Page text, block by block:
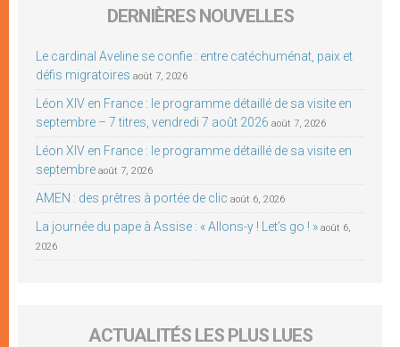
DERNIÈRES NOUVELLES
Le cardinal Aveline se confie : entre catéchuménat, paix et
défis migratoires août 7, 2026
Léon XIV en France : le programme détaillé de sa visite en
septembre – 7 titres, vendredi 7 août 2026 août 7, 2026
Léon XIV en France : le programme détaillé de sa visite en
septembre août 7, 2026
AMEN : des prêtres à portée de clic août 6, 2026
La journée du pape à Assise : « Allons-y ! Let’s go ! » août 6,
2026
ACTUALITÉS LES PLUS LUES